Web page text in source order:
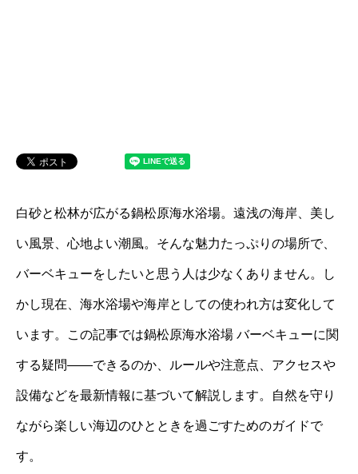
白砂と松林が広がる鍋松原海水浴場。遠浅の海岸、美し
い風景、心地よい潮風。そんな魅力たっぷりの場所で、
バーベキューをしたいと思う人は少なくありません。し
かし現在、海水浴場や海岸としての使われ方は変化して
います。この記事では鍋松原海水浴場 バーベキューに関
する疑問――できるのか、ルールや注意点、アクセスや
設備などを最新情報に基づいて解説します。自然を守り
ながら楽しい海辺のひとときを過ごすためのガイドで
す。